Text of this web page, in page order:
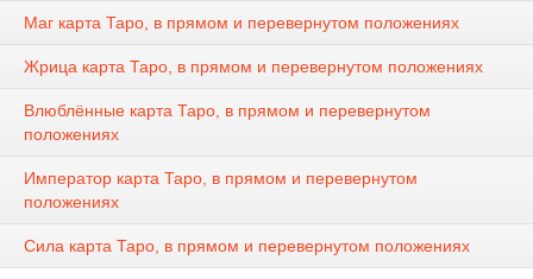
Маг карта Таро, в прямом и перевернутом положениях
Жрица карта Таро, в прямом и перевернутом положениях
Влюблённые карта Таро, в прямом и перевернутом
положениях
Император карта Таро, в прямом и перевернутом
положениях
Сила карта Таро, в прямом и перевернутом положениях